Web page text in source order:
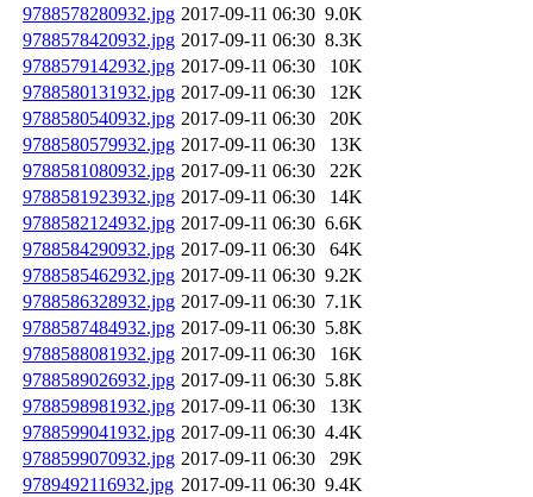
9788578280932.jpg 2017-09-11 06:30 9.0K
9788578420932.jpg 2017-09-11 06:30 8.3K
9788579142932.jpg 2017-09-11 06:30
10K
9788580131932.jpg 2017-09-11 06:30
12K
9788580540932.jpg 2017-09-11 06:30
20K
9788580579932.jpg 2017-09-11 06:30
13K
9788581080932.jpg 2017-09-11 06:30
22K
9788581923932.jpg 2017-09-11 06:30
14K
9788582124932.jpg 2017-09-11 06:30 6.6K
9788584290932.jpg 2017-09-11 06:30
64K
9788585462932.jpg 2017-09-11 06:30 9.2K
9788586328932.jpg 2017-09-11 06:30 7.1K
9788587484932.jpg 2017-09-11 06:30 5.8K
9788588081932.jpg 2017-09-11 06:30
16K
9788589026932.jpg 2017-09-11 06:30 5.8K
9788598981932.jpg 2017-09-11 06:30
13K
9788599041932.jpg 2017-09-11 06:30 4.4K
9788599070932.jpg 2017-09-11 06:30
29K
9789492116932.jpg 2017-09-11 06:30 9.4K